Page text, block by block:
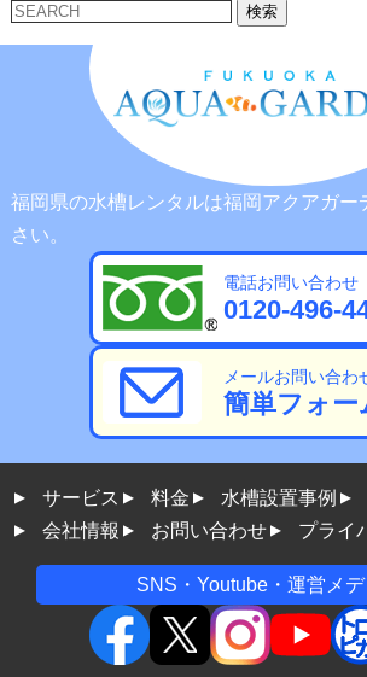
検索
福岡県の水槽レンタルは福岡アクアガー
さい。
電話お問い合わせ
0120-496-
メールお問い合わ
簡単フォー
サービス 料金 水槽設置事例
会社情報
お問い合わせ プライ
SNS・Youtube・運営メ